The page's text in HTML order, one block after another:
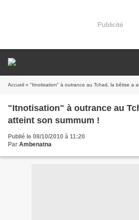
Publicité
Accueil » "Itnotisation" à outrance au Tchad, la bêtise a
"Itnotisation" à outrance au
atteint son summum !
Publié le 08/10/2010 à 11:20
Par Ambenatna